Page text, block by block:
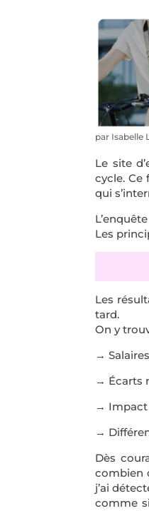
par Isabelle
Le site
cycle. Ce
qui
Les
Les
tard.
On y
→
→ Écarts
→ Impact
→
Dès
combien
j’ai
comme